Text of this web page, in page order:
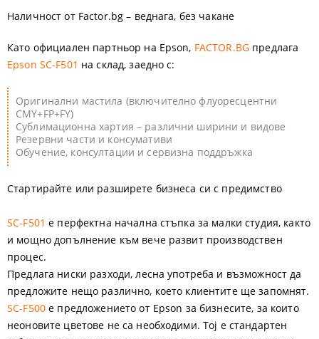
Наличност от Factor.bg – веднага, без чакане
Като официален партньор на Epson, FACTOR.BG предлага
Epson SC-F501 на склад, заедно с:
Оригинални мастила (включително флуоресцентни
CMY+FP+FY)
Сублимационна хартия – различни ширини и видове
Резервни части и консумативи
Обучение, консултации и сервизна поддръжка
Стартирайте или разширете бизнеса си с предимство
SC-F501 е перфектна начална стъпка за малки студия, както
и мощно допълнение към вече развит производствен
процес.
Предлага ниски разходи, лесна употреба и възможност да
предложите нещо различно, което клиентите ще запомнят.
SC-F500е предложението от Epson за бизнесите, за които
неоновите цветове не са необходими. Toj e стандартен